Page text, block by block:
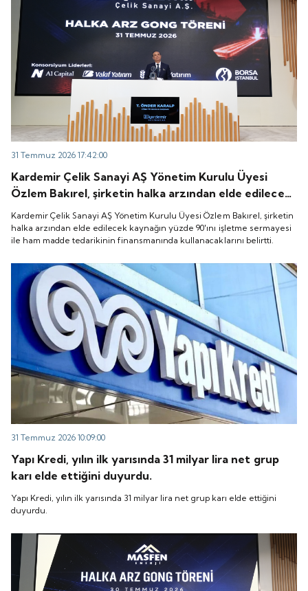
31 Temmuz 2026 17:42:00
Kardemir Çelik Sanayi AŞ Yönetim Kurulu Üyesi
Özlem Bakırel, şirketin halka arzından elde edilecek
kaynağın yüzde 90'ını işletme sermayesi ile ham
madde tedarikinin finansmanında kullanacaklarını
belirtti.
Kardemir Çelik Sanayi AŞ Yönetim Kurulu Üyesi Özlem Bakırel, şirketin
halka arzından elde edilecek kaynağın yüzde 90'ını işletme sermayesi
ile ham madde tedarikinin finansmanında kullanacaklarını belirtti.
31 Temmuz 2026 10:09:00
Yapı Kredi, yılın ilk yarısında 31 milyar lira net grup
karı elde ettiğini duyurdu.
Yapı Kredi, yılın ilk yarısında 31 milyar lira net grup karı elde ettiğini
duyurdu.